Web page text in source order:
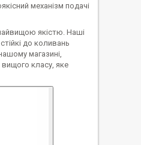
механізм подачі
якістю. Наші
до коливань
магазині,
класу, яке